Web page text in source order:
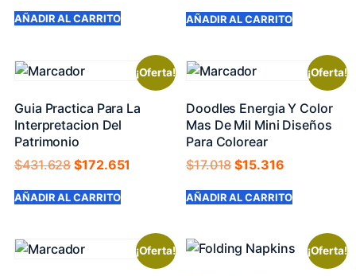
AÑADIR AL CARRITO AÑADIR AL CARRITO
¡Oferta!
Guia Practica Para La
Interpretacion Del
Patrimonio
$431.628$172.651
AÑADIR AL CARRITO
¡Oferta!
Doodles Energia Y Color
Mas De Mil Mini Diseños
Para Colorear
$17.018$15.316
AÑADIR AL CARRITO
¡Oferta! ¡Oferta!